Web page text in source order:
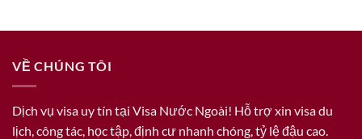
VỀ CHÚNG TÔI
Dịch vụ visa uy tín tại Visa Nước Ngoài! Hỗ trợ xin visa du
lịch, công tác, học tập, định cư nhanh chóng, tỷ lệ đậu cao.